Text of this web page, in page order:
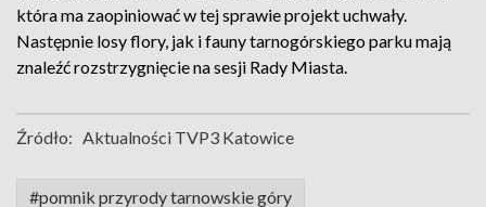
która ma zaopiniować w tej sprawie projekt uchwały.
Następnie losy flory, jak i fauny tarnogórskiego parku mają
znaleźć rozstrzygnięcie na sesji Rady Miasta.
Źródło: Aktualności TVP3 Katowice
#pomnik przyrody tarnowskie góry